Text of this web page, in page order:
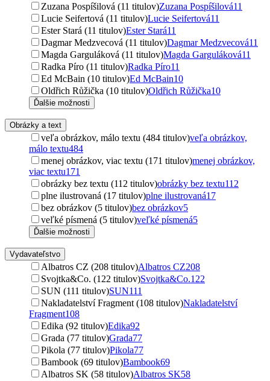
Zuzana Pospíšilová (11 titulov)Zuzana Pospíšilová11
Lucie Seifertová (11 titulov)Lucie Seifertová11
Ester Stará (11 titulov)Ester Stará11
Dagmar Medzvecová (11 titulov)Dagmar Medzvecová11
Magda Garguláková (11 titulov)Magda Garguláková11
Radka Píro (11 titulov)Radka Píro11
Ed McBain (10 titulov)Ed McBain10
Oldřich Růžička (10 titulov)Oldřich Růžička10
Ďalšie možnosti
Obrázky a text
veľa obrázkov, málo textu (484 titulov)veľa obrázkov,
málo textu484
menej obrázkov, viac textu (171 titulov)menej obrázkov,
viac textu171
obrázky bez textu (112 titulov)obrázky bez textu112
plne ilustrovaná (17 titulov)plne ilustrovaná17
bez obrázkov (5 titulov)bez obrázkov5
veľké písmená (5 titulov)veľké písmená5
Ďalšie možnosti
Vydavateľstvo
Albatros CZ (208 titulov)Albatros CZ208
Svojtka&Co. (122 titulov)Svojtka&Co.122
SUN (111 titulov)SUN111
Nakladatelství Fragment (108 titulov)Nakladatelství
Fragment108
Edika (92 titulov)Edika92
Grada (77 titulov)Grada77
Pikola (77 titulov)Pikola77
Bambook (69 titulov)Bambook69
Albatros SK (58 titulov)Albatros SK58